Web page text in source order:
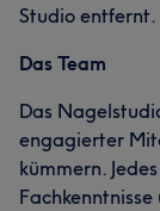
Studio
Das Team
Das
engagierter
kümmern.